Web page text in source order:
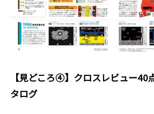
【見どころ④】クロスレビュー40
タログ